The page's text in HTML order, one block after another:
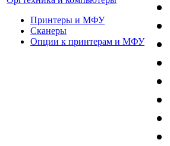
Принтеры и МФУ
Сканеры
Опции к принтерам и МФУ